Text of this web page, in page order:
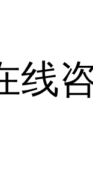
线